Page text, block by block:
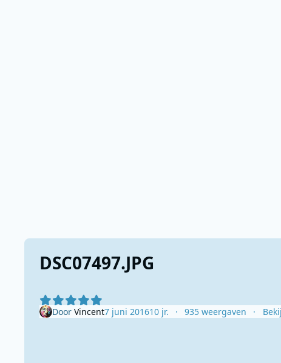
DSC07497.JPG
Door Vincent7 juni 201610 jr. 935 weergaven